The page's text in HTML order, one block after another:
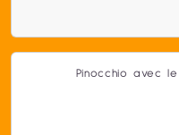
Pinocchio avec